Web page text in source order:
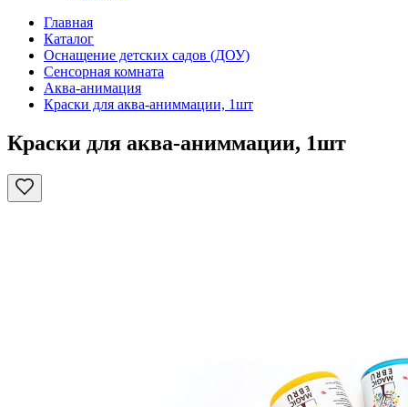
Главная
Каталог
Оснащение детских садов (ДОУ)
Сенсорная комната
Аква-анимация
Краски для аква-аниммации, 1шт
Краски для аква-аниммации, 1шт